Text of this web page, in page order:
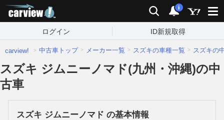
検索 通知
i
ログイン ID新規取得
carview! 中古車トップ メーカー一覧 スズキの車種一覧 スズキの
スズキ ジムニーノマド(九州・沖縄)の中
古車
スズキ ジムニーノマド の基本情報